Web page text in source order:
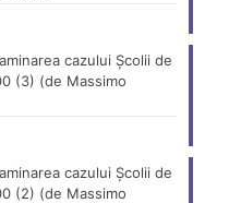
cazului Școlii de
(3) (de Massimo
cazului Școlii de
(2) (de Massimo